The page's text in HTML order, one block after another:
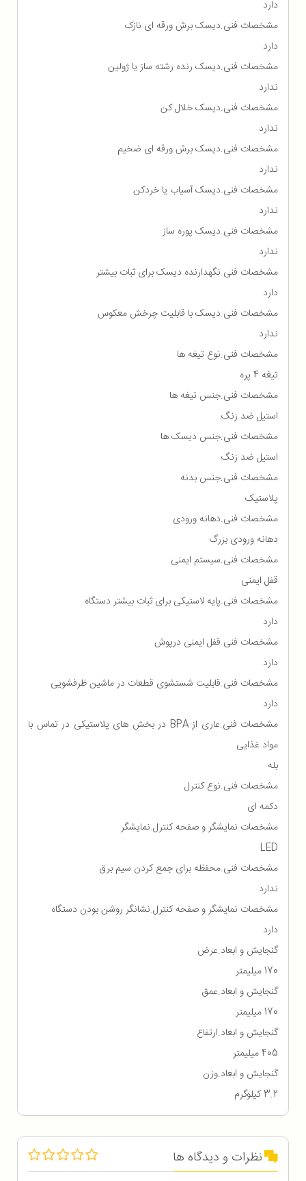
دارد
مشخصات فنی.دیسک برش ورقه ای نازک
دارد
مشخصات فنی.دیسک رنده رشته ساز یا ژولین
ندارد
مشخصات فنی.دیسک خلال کن
ندارد
مشخصات فنی.دیسک برش ورقه ای ضخیم
ندارد
مشخصات فنی.دیسک آسیاب یا خردکن
ندارد
مشخصات فنی.دیسک پوره ساز
ندارد
مشخصات فنی.نگهدارنده دیسک برای ثبات بیشتر
دارد
مشخصات فنی.دیسک با قابلیت چرخش معکوس
ندارد
مشخصات فنی.نوع تیغه ها
تیغه 4 پره
مشخصات فنی.جنس تیغه ها
استیل ضد زنگ
مشخصات فنی.جنس دیسک ها
استیل ضد زنگ
مشخصات فنی.جنس بدنه
پلاستیک
مشخصات فنی.دهانه ورودی
دهانه ورودی بزرگ
مشخصات فنی.سیستم ایمنی
قفل ایمنی
مشخصات فنی.پایه لاستیکی برای ثبات بیشتر دستگاه
دارد
مشخصات فنی.قفل ایمنی درپوش
دارد
مشخصات فنی.قابلیت شستشوی قطعات در ماشین ظرفشویی
دارد
مشخصات فنی.عاری از BPA در بخش های پلاستیکی در تماس با
مواد غذایی
بله
مشخصات فنی.نوع کنترل
دکمه ای
مشخصات نمایشگر و صفحه کنترل.نمایشگر
LED
مشخصات فنی.محفظه برای جمع كردن سیم برق
ندارد
مشخصات نمایشگر و صفحه کنترل.نشانگر روشن بودن دستگاه
دارد
گنجایش و ابعاد.عرض
170 میلیمتر
گنجایش و ابعاد.عمق
170 میلیمتر
گنجایش و ابعاد.ارتفاع
405 میلیمتر
گنجایش و ابعاد.وزن
3.2 کیلوگرم
نظرات و دیدگاه ها